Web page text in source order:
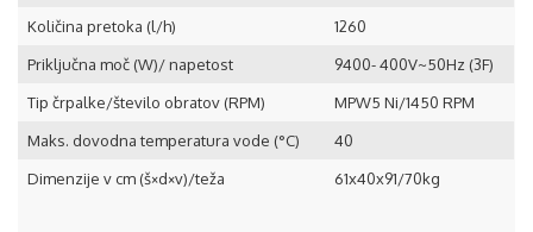
Količina pretoka (l/h)
1260
Priključna moč (W)/ napetost
9400- 400V~50Hz (3F)
Tip črpalke/število obratov (RPM)
MPW5 Ni/1450 RPM
Maks. dovodna temperatura vode (°C)
40
Dimenzije v cm (š×d×v)/teža
61x40x91/70kg